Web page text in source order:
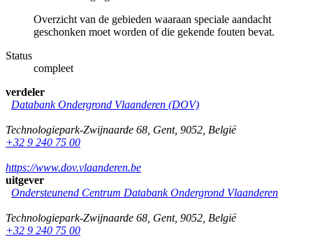
Overzicht van de gebieden waaraan speciale aandacht
geschonken moet worden of die gekende fouten bevat.
Status
compleet
verdeler
Databank Ondergrond Vlaanderen (DOV)
Technologiepark-Zwijnaarde 68 Gent, 9052 België
+32 9 240 75 00
https://www.dov.vlaanderen.be
uitgever
Ondersteunend Centrum Databank Ondergrond Vlaanderen
Technologiepark-Zwijnaarde 68 Gent, 9052 België
+32 9 240 75 00